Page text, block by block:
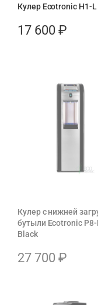
Кулер Ecotronic H1-
17 600 ₽
Кулер с нижней
бутыли Ecotronic P8-
Black
27 700 ₽